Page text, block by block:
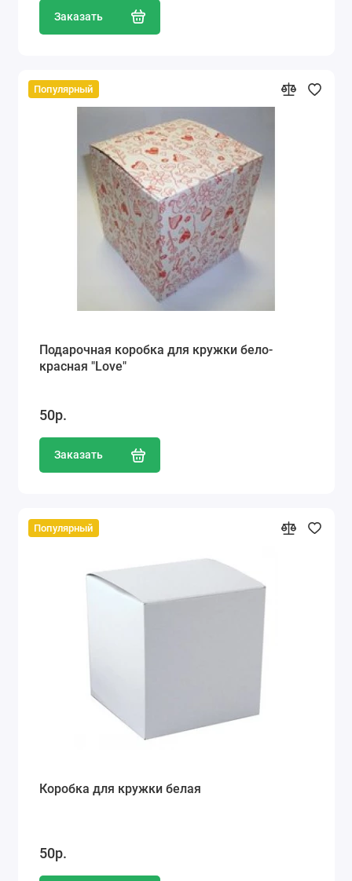
Заказать
Популярный
Подарочная коробка для кружки бело-
красная "Love"
50р.
Заказать
Популярный
Коробка для кружки белая
50р.